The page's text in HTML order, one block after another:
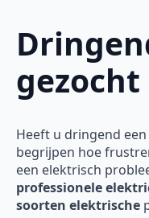
Heeft u dringend een
begrijpen hoe
een elektrisch
professionele
soorten elektrische